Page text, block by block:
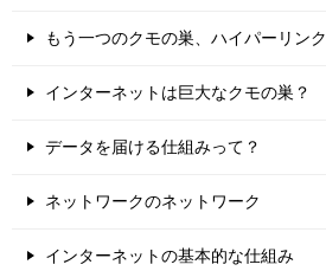
もう一つのクモの巣、ハイパーリンク
インターネットは巨大なクモの巣？
データを届ける仕組みって？
ネットワークのネットワーク
インターネットの基本的な仕組み